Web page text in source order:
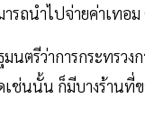
รถนำไปจ่ายค่าเทอ
รีว่าการกระทรวง
ช่นนั้น ก็มีบางร้านที่